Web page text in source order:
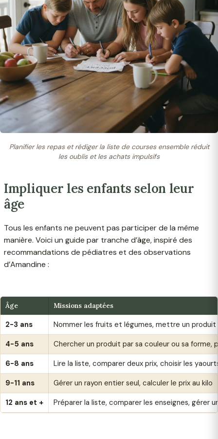
Planifier les repas et rédiger la liste de courses ensemble réduit
les oublis et les achats impulsifs
Impliquer les enfants selon leur
âge
Tous les enfants ne peuvent pas participer de la même
manière. Voici un guide par tranche d’âge, inspiré des
recommandations de pédiatres et des observations
d’Amandine :
Âge Missions adaptées
2-3 ans
Nommer les fruits et légumes, mettre un produit
4-5 ans
Chercher un produit par sa couleur ou sa forme,
6-8 ans
Lire la liste, comparer deux prix, choisir les
9-11 ans
Gérer un rayon entier seul, calculer le prix au kilo
12 ans et +
Préparer la liste, comparer les enseignes, gérer